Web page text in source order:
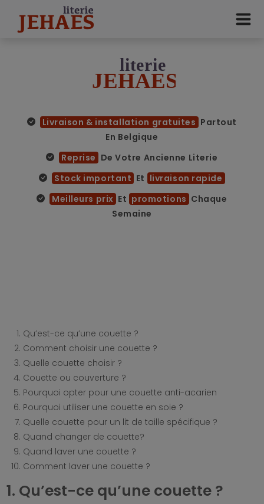
Livraison & installation gratuites Partout
En Belgique
Reprise De Votre Ancienne Literie
Stock important Et livraison rapide
Meilleurs prix Et promotions Chaque
Semaine
Qu’est-ce qu’une couette ?
Comment choisir une couette ?
Quelle couette choisir ?
Couette ou couverture ?
Pourquoi opter pour une couette anti-acarien
Pourquoi utiliser une couette en soie ?
Quelle couette pour un lit de taille spécifique ?
Quand changer de couette?
Quand laver une couette ?
Comment laver une couette ?
1. Qu’est-ce qu’une couette ?